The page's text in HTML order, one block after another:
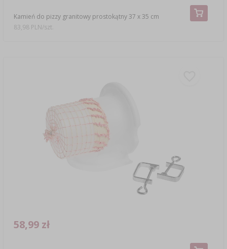
Kamień do pizzy granitowy prostokątny 37 x 35 cm
83,98 PLN/szt.
58,99 zł